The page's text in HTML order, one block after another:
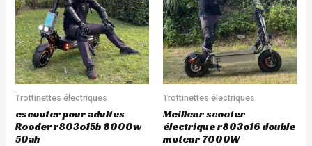
Trottinettes électriques
escooter pour adultes
Rooder r803o15b 8000w
50ah
Trottinettes électriques
Meilleur scooter
électrique r803o16 double
moteur 7000W